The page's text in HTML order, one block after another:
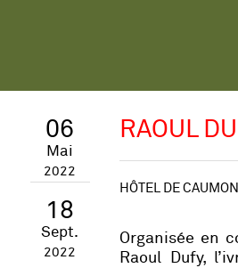
06
Mai
2022
18
Sept.
2022
RAOUL
HÔTEL DE
Organisée en
Raoul Dufy,